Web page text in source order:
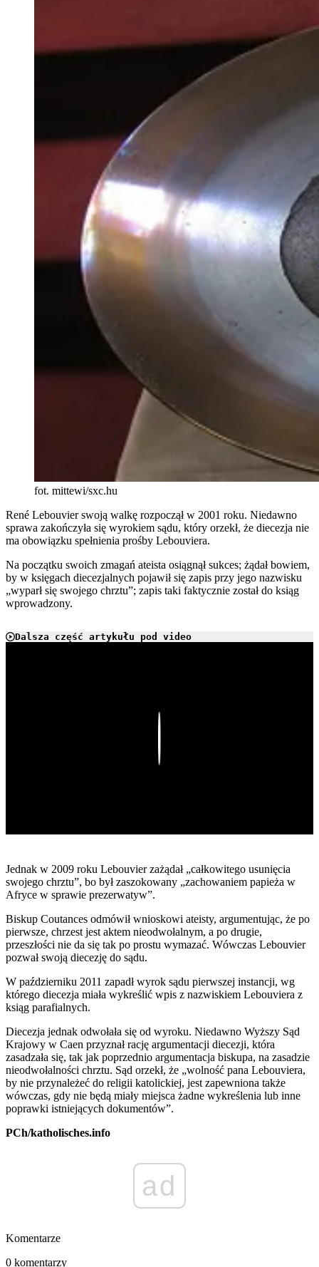
fot. mittewi/sxc.hu
René Lebouvier swoją walkę rozpoczął w 2001 roku. Niedawno
sprawa zakończyła się wyrokiem sądu, który orzekł, że diecezja nie
ma obowiązku spełnienia prośby Lebouviera.
Na początku swoich zmagań ateista osiągnął sukces; żądał bowiem,
by w księgach diecezjalnych pojawił się zapis przy jego nazwisku
„wyparł się swojego chrztu”; zapis taki faktycznie został do ksiąg
wprowadzony.
Dalsza część artykułu pod video
Jednak w 2009 roku Lebouvier zażądał „całkowitego usunięcia
swojego chrztu”, bo był zaszokowany „zachowaniem papieża w
Afryce w sprawie prezerwatyw”.
Biskup Coutances odmówił wnioskowi ateisty, argumentując, że po
pierwsze, chrzest jest aktem nieodwołalnym, a po drugie,
przeszłości nie da się tak po prostu wymazać. Wówczas Lebouvier
pozwał swoją diecezję do sądu.
W październiku 2011 zapadł wyrok sądu pierwszej instancji, wg
którego diecezja miała wykreślić wpis z nazwiskiem Lebouviera z
ksiąg parafialnych.
Diecezja jednak odwołała się od wyroku. Niedawno Wyższy Sąd
Krajowy w Caen przyznał rację argumentacji diecezji, która
zasadzała się, tak jak poprzednio argumentacja biskupa, na zasadzie
nieodwołalności chrztu. Sąd orzekł, że „wolność pana Lebouviera,
by nie przynależeć do religii katolickiej, jest zapewniona także
wówczas, gdy nie będą miały miejsca żadne wykreślenia lub inne
poprawki istniejących dokumentów”.
PCh/katholisches.info
ad
Komentarze
0 komentarzy